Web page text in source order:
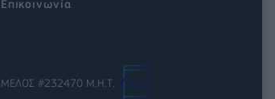
Επικοινωνία
ΜΕΛΟΣ #232470 Μ.Η.Τ.